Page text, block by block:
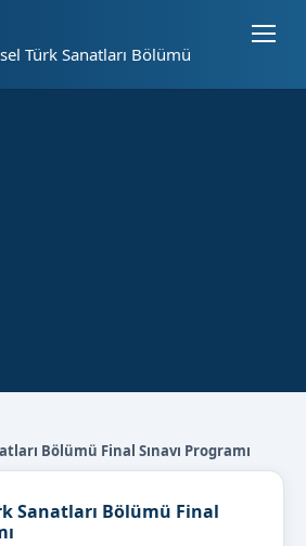
Türk Sanatları Bölümü
Bölümü Final Sınavı Programı
Sanatları Bölümü Final